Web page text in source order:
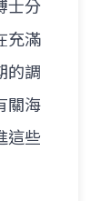
士分
充滿
的調
關海
這些